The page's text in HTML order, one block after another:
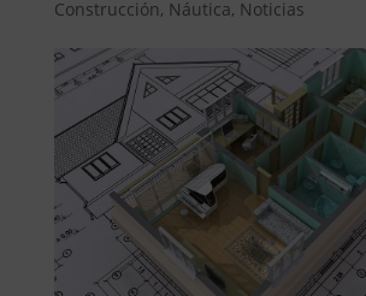
Construcción, Náutica, Noticias